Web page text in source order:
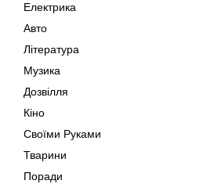
Електрика
Авто
Література
Музика
Дозвілля
Кіно
Своїми Руками
Тварини
Поради